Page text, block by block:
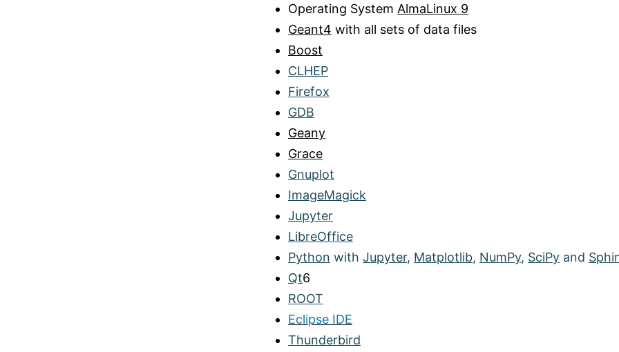
Operating System AlmaLinux 9
Geant4 with all sets of data files
Boost
CLHEP
Firefox
GDB
Geany
Grace
Gnuplot
ImageMagick
Jupyter
LibreOffice
Python with Jupyter, Matplotlib, NumPy, SciPy and
Qt6
ROOT
Eclipse IDE
Thunderbird